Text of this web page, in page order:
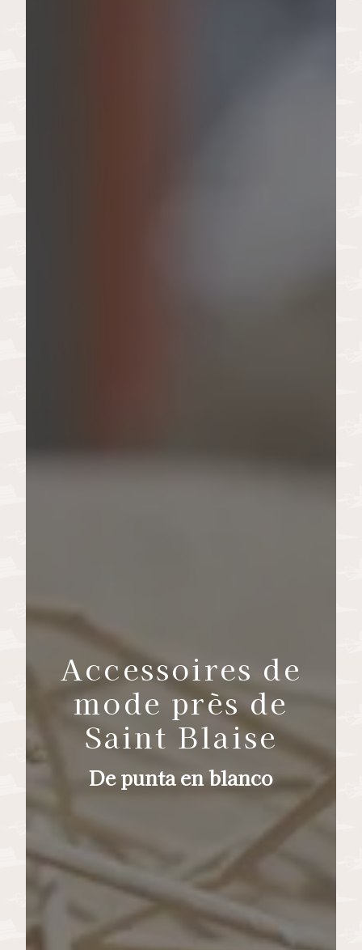
Accessoires de
mode près de
Saint Blaise
De punta en blanco